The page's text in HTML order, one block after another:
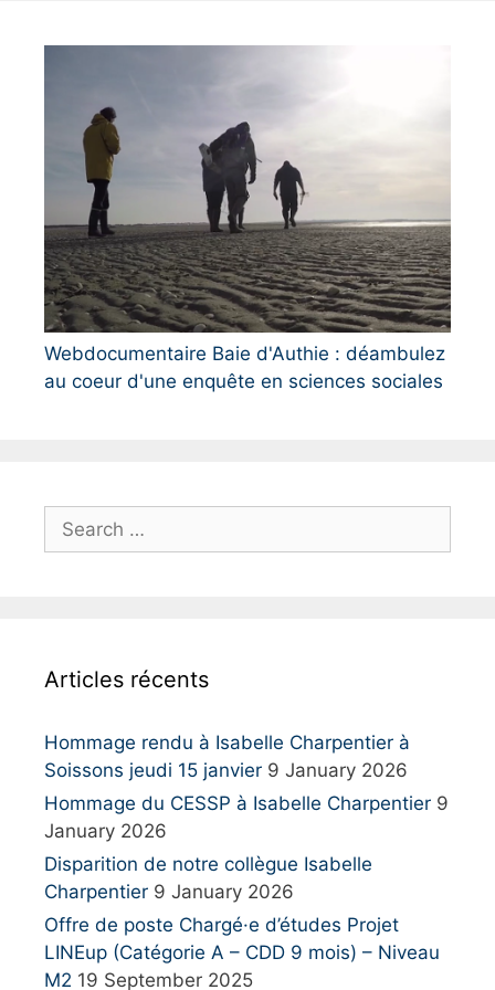
Webdocumentaire Baie d'Authie : déambulez
au coeur d'une enquête en sciences sociales
e
f
r
:
Articles récents
Hommage rendu à Isabelle Charpentier à
Soissons jeudi 15 janvier 9 January 2026
Hommage du CESSP à Isabelle Charpentier 9
January 2026
Disparition de notre collègue Isabelle
Charpentier 9 January 2026
Offre de poste Chargé·e d’études Projet
LINEup (Catégorie A – CDD 9 mois) – Niveau
M2 19 September 2025